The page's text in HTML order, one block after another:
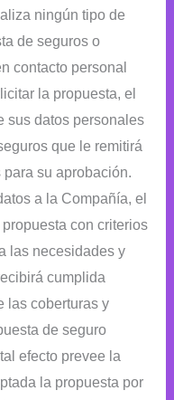
ningún tipo de
de seguros o
contacto personal
la propuesta, el
sus datos personales
que le remitirá
su aprobación.
a la Compañía, el
con criterios
las necesidades y
cumplida
las coberturas y
de seguro
efecto prevee la
la propuesta por